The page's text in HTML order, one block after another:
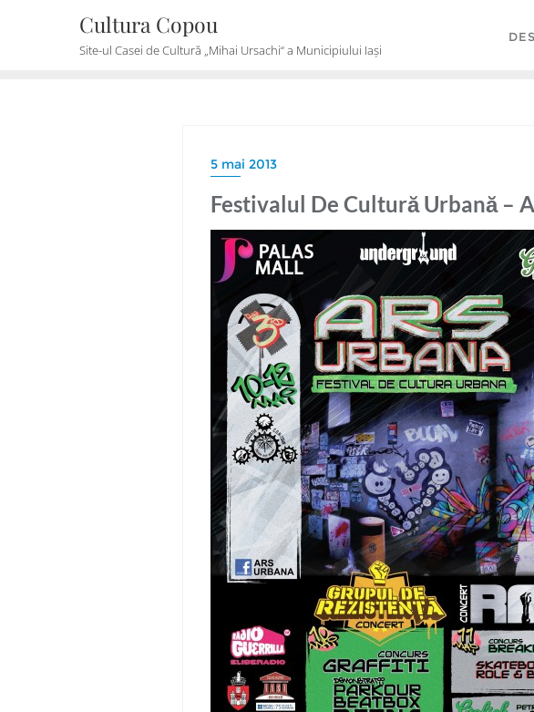
Cultura Copou
Site-ul Casei de Cultură „Mihai Ursachi“ a Municipiului Iași
5 mai 2013
Festivalul De Cultură Urbană –